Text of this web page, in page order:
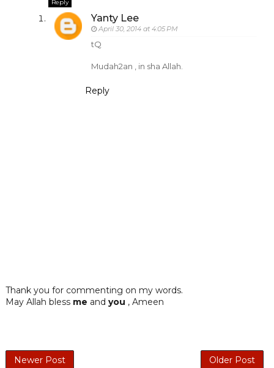
Reply
Yanty Lee
April 30, 2014 at 4:05 PM
tQ
Mudah2an , in sha Allah.
Reply
Thank you for commenting on my words.
May Allah bless me and you , Ameen
Newer Post Older Post